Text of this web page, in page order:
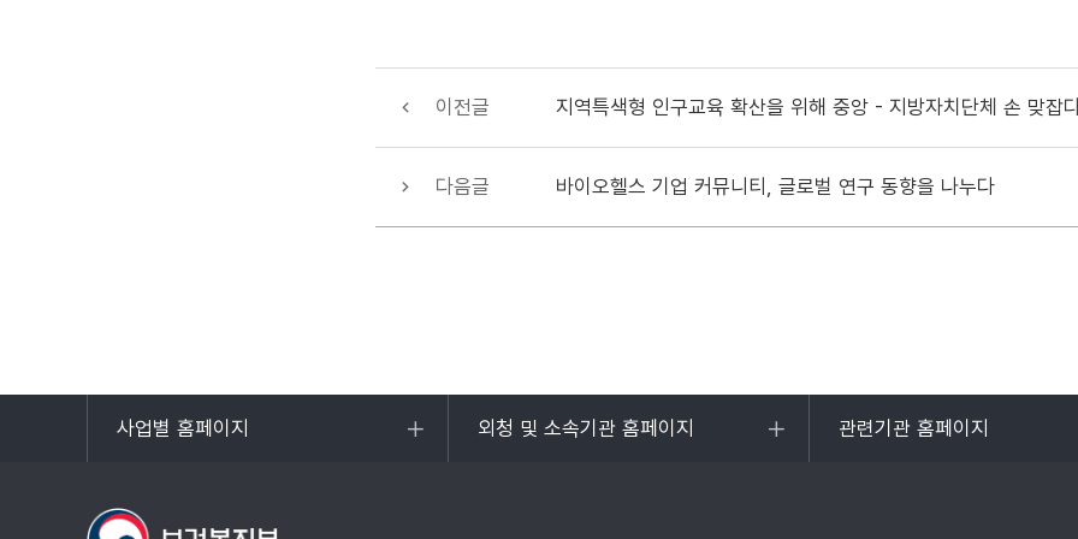
이전글 지역특색형 인구교육 확산을 위해 중앙 - 지방자치단체 손 맞잡
다음글 바이오헬스 기업 커뮤니티, 글로벌 연구 동향을 나누다
사업별 홈페이지
목록
외청 및 소속기관 홈페이지
목록
관련기관 홈페이지
목록